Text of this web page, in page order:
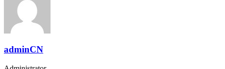
adminCN